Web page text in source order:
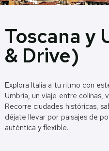
Toscana y
& Drive)
Explora Italia a tu ritmo con
Umbría, un viaje entre colinas,
Recorre ciudades históricas,
déjate llevar por paisajes de
auténtica y flexible.